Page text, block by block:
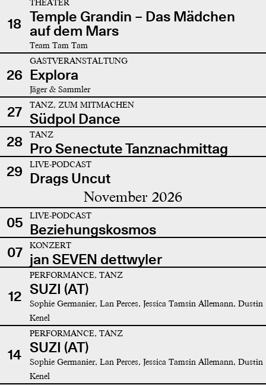
18
THEATER
Temple Grandin – Das Mädchen
auf dem Mars
Team Tam Tam
26
GASTVERANSTALTUNG
Explora
Jäger & Sammler
27 TANZ, ZUM MITMACHEN
Südpol Dance
28
TANZ
Pro Senectute Tanznachmittag
29
LIVE-PODCAST
Drags Uncut
November 2026
05 LIVE-PODCAST
Beziehungskosmos
07
KONZERT
jan SEVEN dettwyler
12
PERFORMANCE, TANZ
SUZI (AT)
Sophie Germanier, Lan Perces, Jessica Tamsin Allemann, Dustin
Kenel
14
PERFORMANCE, TANZ
SUZI (AT)
Sophie Germanier, Lan Perces, Jessica Tamsin Allemann, Dustin
Kenel